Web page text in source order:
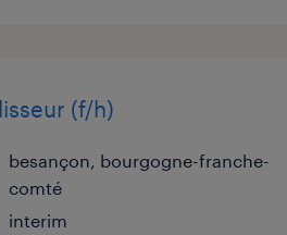
(f/h)
besançon, bourgogne-franche-
comté
interim